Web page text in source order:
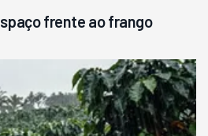
frente ao frango